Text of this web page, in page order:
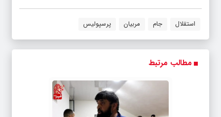
استقلال جام مربیان پرسپولیس
مطالب مرتبط